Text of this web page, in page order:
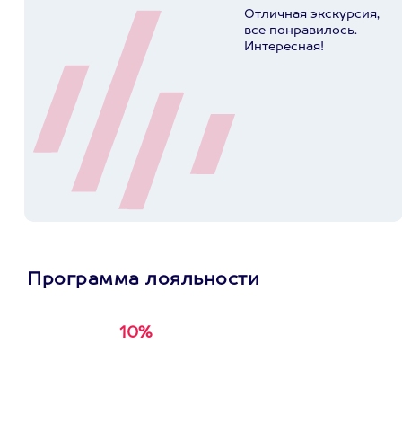
Отличная экскурсия,
все понравилось.
Интересная!
Программа лояльности
10%